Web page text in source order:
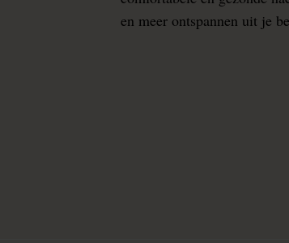
en meer ontspannen uit je